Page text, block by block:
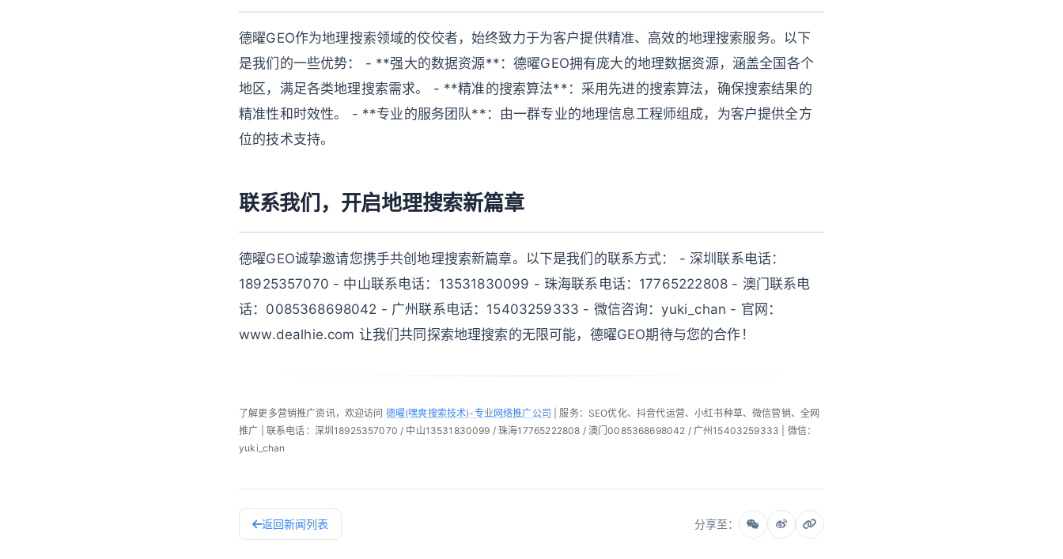
德曜GEO作为地理搜索领域的佼佼者，始终致力于为客户提供精准、高效的地理搜索服务。以下
是我们的一些优势： - **强大的数据资源**：德曜GEO拥有庞大的地理数据资源，涵盖全国各个
地区，满足各类地理搜索需求。 - **精准的搜索算法**：采用先进的搜索算法，确保搜索结果的
精准性和时效性。 - **专业的服务团队**：由一群专业的地理信息工程师组成，为客户提供全方
位的技术支持。
联系我们，开启地理搜索新篇章
德曜GEO诚挚邀请您携手共创地理搜索新篇章。以下是我们的联系方式： - 深圳联系电话：
18925357070 - 中山联系电话：13531830099 - 珠海联系电话：17765222808 - 澳门联系电
话：0085368698042 - 广州联系电话：15403259333 - 微信咨询：yuki_chan - 官网：
www.dealhie.com 让我们共同探索地理搜索的无限可能，德曜GEO期待与您的合作！
了解更多营销推广资讯，欢迎访问 德曜(嘿爽搜索技术)-专业网络推广公司
| 服务：SEO优化、抖音代运营、小红书种草、微信营销、全网
推广 | 联系电话：深圳18925357070 / 中山13531830099 / 珠海17765222808 / 澳门0085368698042 / 广州15403259333 | 微信：
yuki_chan
返回新闻列表 分享至：